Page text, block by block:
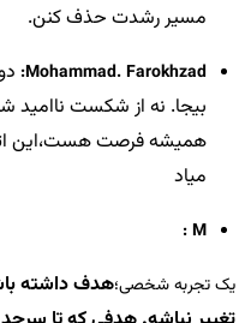
مسیر رشدت حذف کنن.
Mohammad. Farokhzad:
بیجا. نه از شکست ناامید
همیشه فرصت هست،این
میاد
M :
یک تجربه شخصی؛هدف داشته